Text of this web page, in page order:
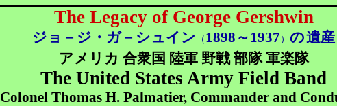
The Legacy of George Gershwin
ジョ－ジ・ガ－シュイン （ 1898 ～1937 ） の遺産
アメリカ 合衆国 陸軍 野戦 部隊 軍楽隊
The United States Army Field Band
Colonel Thomas H. Palmatier, Commander and